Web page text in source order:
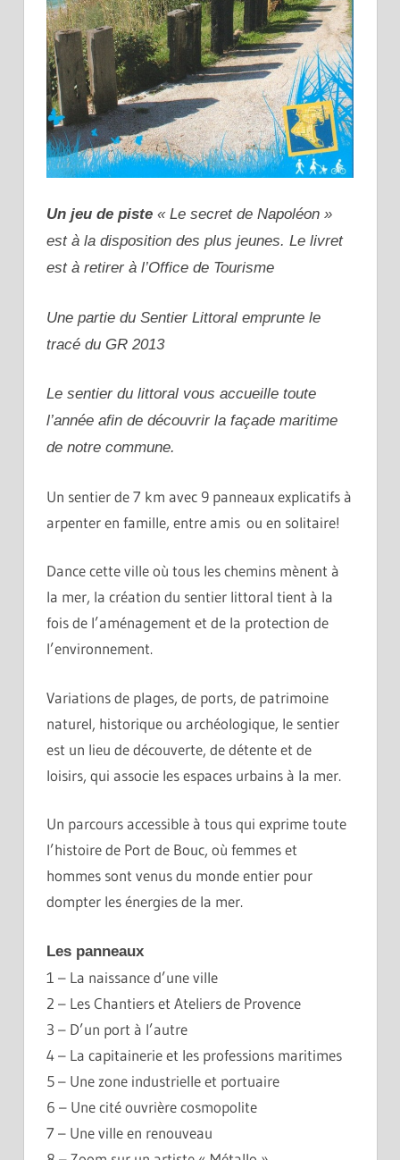
Un jeu de piste « Le secret de Napoléon »
est à la disposition des plus jeunes. Le livret
est à retirer à l’Office de Tourisme
Une partie du Sentier Littoral emprunte le
tracé du GR 2013
Le sentier du littoral vous accueille toute
l’année afin de découvrir la façade maritime
de notre commune.
Un sentier de 7 km avec 9 panneaux explicatifs à
arpenter en famille, entre amis ou en solitaire!
Dance cette ville où tous les chemins mènent à
la mer, la création du sentier littoral tient à la
fois de l’aménagement et de la protection de
l’environnement.
Variations de plages, de ports, de patrimoine
naturel, historique ou archéologique, le sentier
est un lieu de découverte, de détente et de
loisirs, qui associe les espaces urbains à la mer.
Un parcours accessible à tous qui exprime toute
l’histoire de Port de Bouc, où femmes et
hommes sont venus du monde entier pour
dompter les énergies de la mer.
Les panneaux
1 – La naissance d’une ville
2 – Les Chantiers et Ateliers de Provence
3 – D’un port à l’autre
4 – La capitainerie et les professions maritimes
5 – Une zone industrielle et portuaire
6 – Une cité ouvrière cosmopolite
7 – Une ville en renouveau